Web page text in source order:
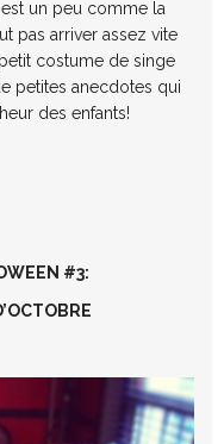
est un peu comme la
pas arriver assez vite
costume de singe
petites anecdotes qui
des enfants!
#3: